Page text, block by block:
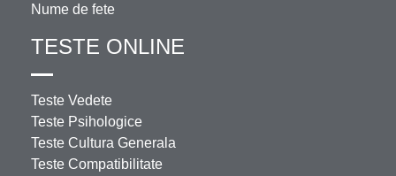
Nume de fete
TESTE ONLINE
Teste Vedete
Teste Psihologice
Teste Cultura Generala
Teste Compatibilitate